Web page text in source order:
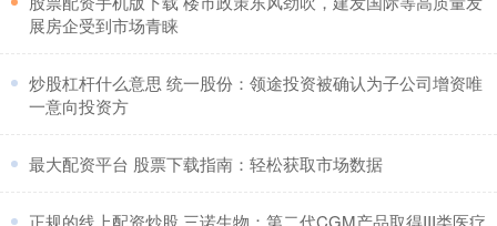
展房企受到市场青睐
​炒股杠杆什么意思 统一股份：领途投资被确认为子公司增资唯
一意向投资方
​最大配资平台 股票下载指南：轻松获取市场数据
​正规的线上配资炒股 三诺生物：第二代CGM产品取得III类医疗